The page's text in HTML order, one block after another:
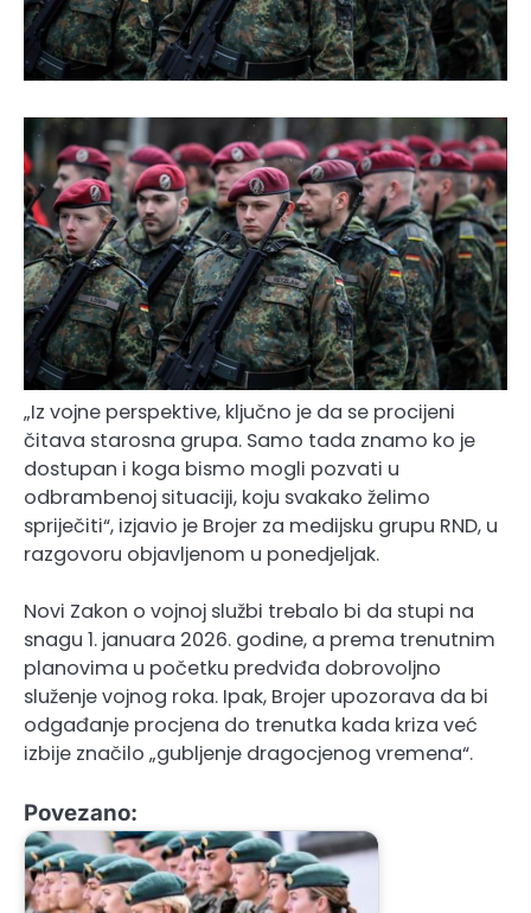
„Iz vojne perspektive, ključno je da se procijeni
čitava starosna grupa. Samo tada znamo ko je
dostupan i koga bismo mogli pozvati u
odbrambenoj situaciji, koju svakako želimo
spriječiti“, izjavio je Brojer za medijsku grupu RND, u
razgovoru objavljenom u ponedjeljak.
Novi Zakon o vojnoj službi trebalo bi da stupi na
snagu 1. januara 2026. godine, a prema trenutnim
planovima u početku predviđa dobrovoljno
služenje vojnog roka. Ipak, Brojer upozorava da bi
odgađanje procjena do trenutka kada kriza već
izbije značilo „gubljenje dragocjenog vremena“.
Povezano: